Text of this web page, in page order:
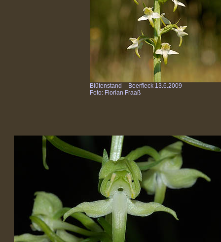
Blütenstand – Beerfleck 13.6.2009
Foto: Florian Fraaß